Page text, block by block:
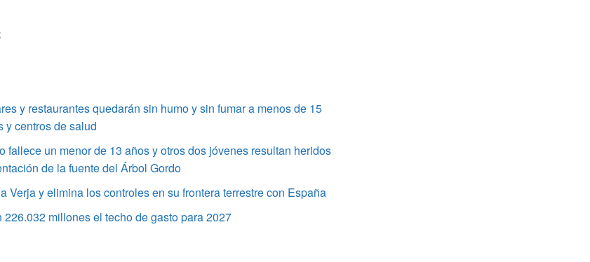
y restaurantes quedarán sin humo y sin fumar a menos de 15
y centros de salud
fallece un menor de 13 años y otros dos jóvenes resultan heridos
de la fuente del Árbol Gordo
Verja y elimina los controles en su frontera terrestre con España
226.032 millones el techo de gasto para 2027